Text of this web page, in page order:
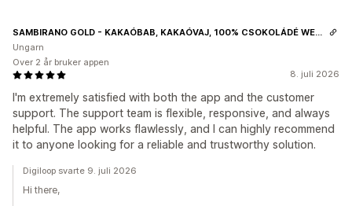
8. juli 2026
I'm extremely satisfied with both the app and the customer
support. The support team is flexible, responsive, and always
helpful. The app works flawlessly, and I can highly recommend
it to anyone looking for a reliable and trustworthy solution.
SAMBIRANO GOLD - KAKAÓBAB, KAKAÓVAJ, 100% CSOKOLÁDÉ WEBÁRUHÁZ
Ungarn
Over 2 år bruker appen
Digiloop svarte 9. juli 2026
Hi there,